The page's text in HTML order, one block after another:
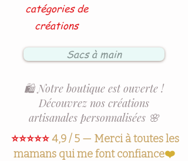
catégories de
créations
Sacs à main
🛍️ Notre boutique est ouverte !
Découvrez nos créations
artisanales personnalisées 🌸
⭐⭐⭐⭐⭐4,9 / 5 — Merci à toutes les
mamans qui me font confiance❤️